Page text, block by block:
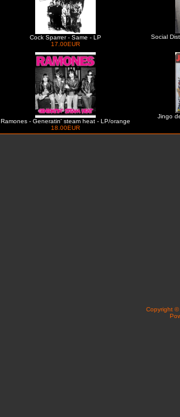
Cock Sparrer - Same - LP
17.00EUR
Social
Ramones - Generatin' steam heat - LP/orange
18.00EUR
Jingo
Copyright